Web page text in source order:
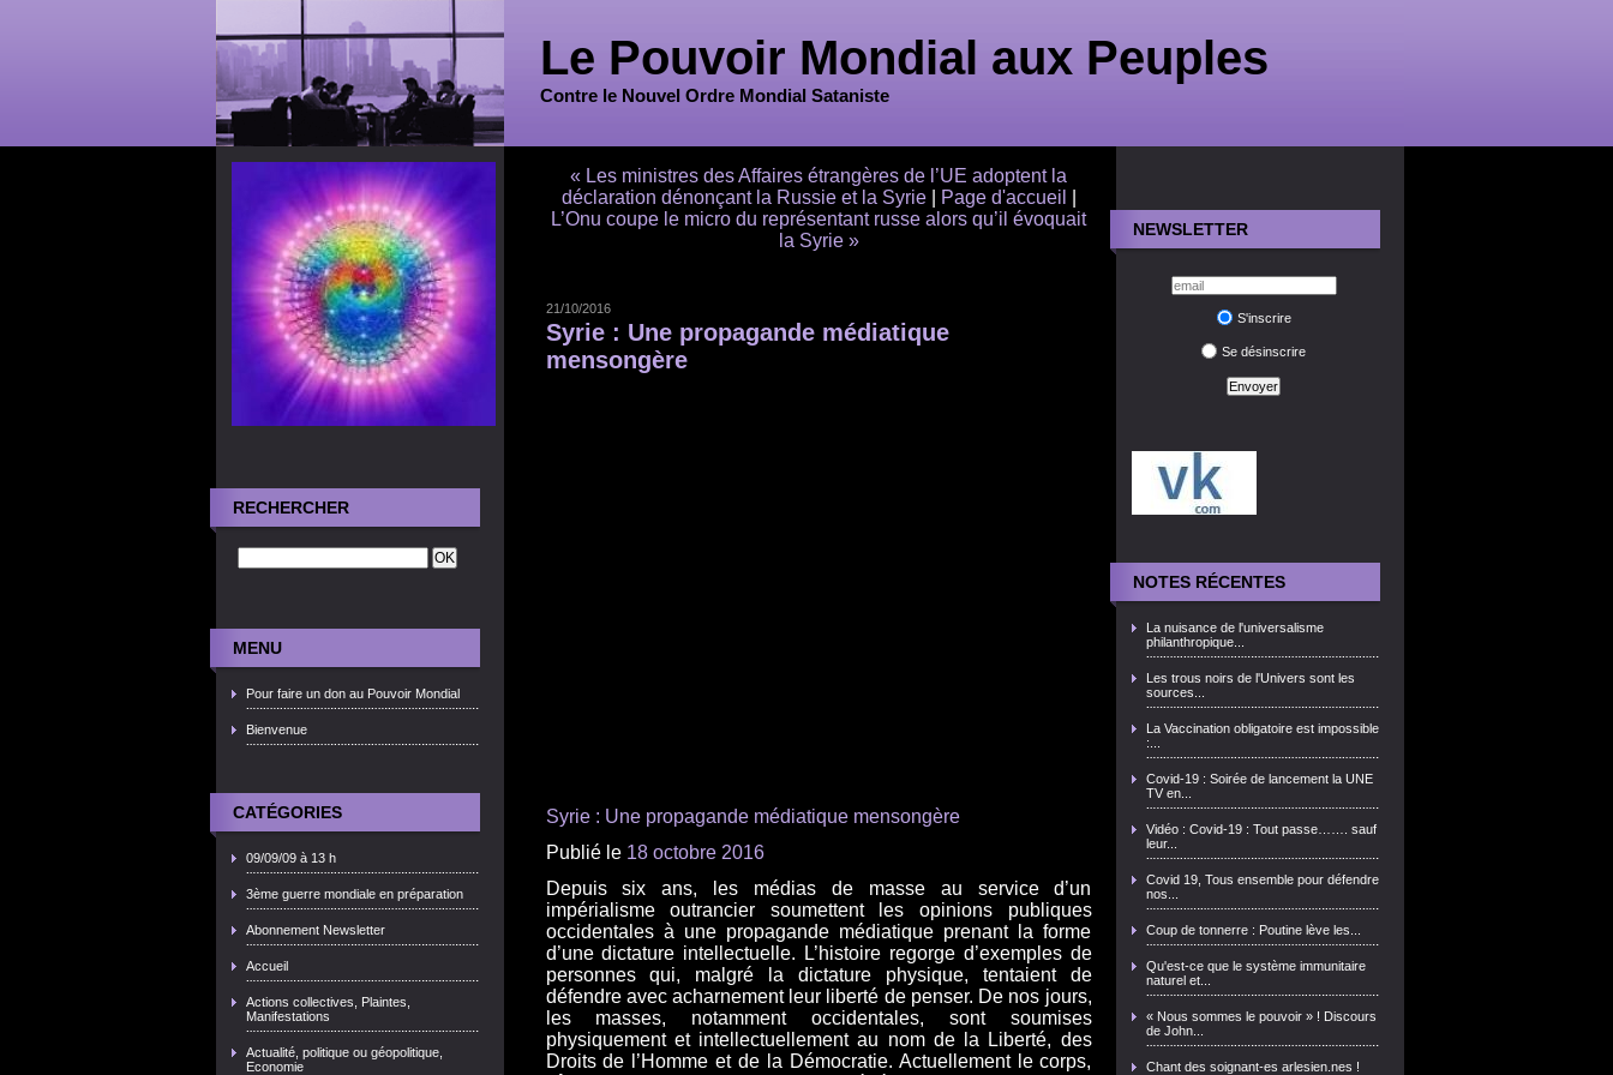
Le Pouvoir Mondial aux Peuples
Contre le Nouvel Ordre Mondial Sataniste
RECHERCHER
MENU
Pour faire un don au Pouvoir Mondial
Bienvenue
CATÉGORIES
09/09/09 à 13 h
3ème guerre mondiale en préparation
Abonnement Newsletter
Accueil
Actions collectives, Plaintes,
Manifestations
Actualité, politique ou géopolitique,
Economie
NEWSLETTER
S'inscrire
Se désinscrire
NOTES RÉCENTES
La nuisance de l'universalisme
philanthropique...
Les trous noirs de l'Univers sont les
sources...
La Vaccination obligatoire est impossible
:...
Covid-19 : Soirée de lancement la UNE
TV en...
Vidéo : Covid-19 : Tout passe……. sauf
leur...
Covid 19, Tous ensemble pour défendre
nos...
Coup de tonnerre : Poutine lève les...
Qu'est-ce que le système immunitaire
naturel et...
« Nous sommes le pouvoir » ! Discours
de John...
Chant des soignant-es arlesien.nes !
« Les ministres des Affaires étrangères de l’UE adoptent la
déclaration dénonçant la Russie et la Syrie| Page d'accueil
L’Onu coupe le micro du représentant russe alors qu’il évoquait
la Syrie »
21/10/2016
Syrie : Une propagande médiatique
mensongère
Syrie : Une propagande médiatique mensongère
Publié le 18 octobre 2016
Depuis six ans, les médias de masse au service d’un
impérialisme outrancier soumettent les opinions publiques
occidentales à une propagande médiatique prenant la forme
d’une dictature intellectuelle. L’histoire regorge d’exemples de
personnes qui, malgré la dictature physique, tentaient de
défendre avec acharnement leur liberté de penser. De nos jours,
les masses, notamment occidentales, sont soumises
physiquement et intellectuellement au nom de la Liberté, des
Droits de l’Homme et de la Démocratie. Actuellement le corps,